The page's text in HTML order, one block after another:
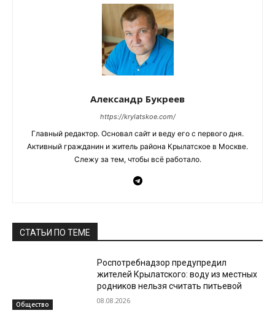
Александр Букреев
https://krylatskoe.com/
Главный редактор. Основал сайт и веду его с первого дня.
Активный гражданин и житель района Крылатское в Москве.
Слежу за тем, чтобы всё работало.
СТАТЬИ ПО ТЕМЕ
Общество
Роспотребнадзор предупредил
жителей Крылатского: воду из местных
родников нельзя считать питьевой
08.08.2026